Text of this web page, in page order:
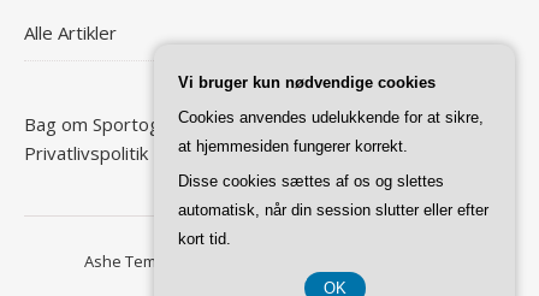
Alle Artikler
Bag om Sportogspænding
Privatlivspolitik
Ashe Tema af
Vi bruger kun nødvendige cookies
Cookies anvendes udelukkende for at sikre,
at hjemmesiden fungerer korrekt.
Disse cookies sættes af os og slettes
automatisk, når din session slutter eller efter
kort tid.
OK